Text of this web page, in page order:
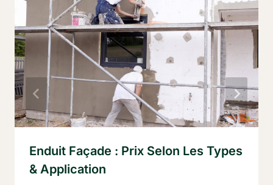
Enduit Façade : Prix Selon Les Types
& Application